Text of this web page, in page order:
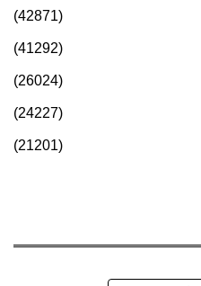
(42871)
(41292)
(26024)
(24227)
(21201)